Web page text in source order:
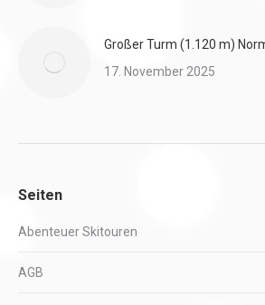
Großer Turm (1.120 m)
17. November 2025
Seiten
Abenteuer Skitouren
AGB